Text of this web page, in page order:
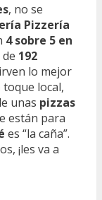
, no se
Pizzería
4 sobre 5 en
192
lo mejor
local,
unas pizzas
están para
es “la caña”.
¡les va a